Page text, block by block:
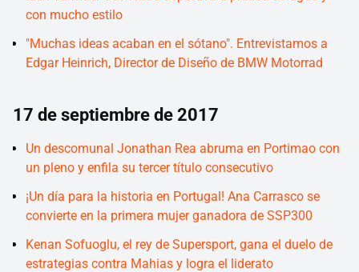
con mucho estilo
"Muchas ideas acaban en el sótano". Entrevistamos a
Edgar Heinrich, Director de Diseño de BMW Motorrad
17 de septiembre de 2017
Un descomunal Jonathan Rea abruma en Portimao con
un pleno y enfila su tercer título consecutivo
¡Un día para la historia en Portugal! Ana Carrasco se
convierte en la primera mujer ganadora de SSP300
Kenan Sofuoglu, el rey de Supersport, gana el duelo de
estrategias contra Mahias y logra el liderato